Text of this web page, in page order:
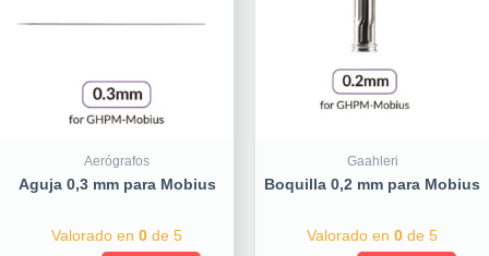
Aerógrafos
Aguja 0,3 mm para Mobius
Valorado en 0 de 5
Gaahleri
Boquilla 0,2 mm para Mobius
Valorado en 0 de 5